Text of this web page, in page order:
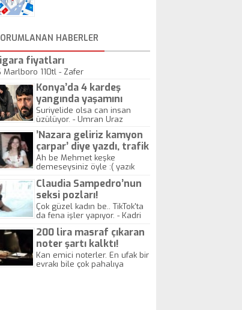
HABERLER
fiyatları
Marlboro 110tl - Zafer
Konya’da 4 kardeş
yangında yaşamını
yitirdi
Suriyelide olsa can insan
üzülüyor. - Umran Uraz
’Nazara geliriz kamyon
çarpar’ diye yazdı, trafik
kazasında öldü!
Ah be Mehmet keşke
demeseysiniz öyle :( yazık
Claudia Sampedro’nun
seksi pozları!
Çok güzel kadın be.. TikTok'ta
da fena işler yapıyor. - Kadri
200 lira masraf çıkaran
noter şartı kalktı!
Kan emici noterler. En ufak bir
evrakı bile çok pahalıya